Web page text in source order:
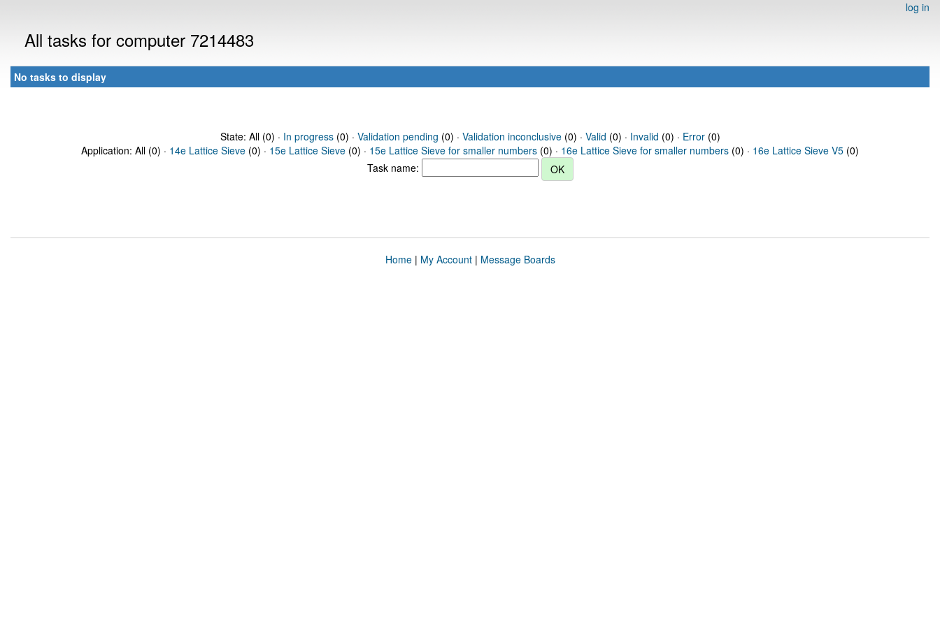
log in
All tasks for computer 7214483
No tasks to display
State: All (0) · In progress(0) · Validation pending (0) · Validation inconclusive(0) · Valid (0) · Invalid (0) · Error(0)
Application: All (0) · 14e Lattice Sieve (0) · 15e Lattice Sieve (0) · 15e Lattice Sieve for smaller numbers (0) · 16e Lattice Sieve for smaller numbers (0) · 16e Lattice Sieve V5 (0)
Task name:
Home| My Account| Message Boards